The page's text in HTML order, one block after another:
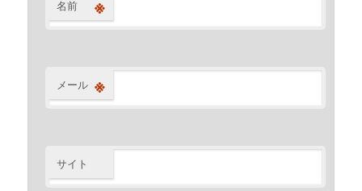
名前 ※
メール ※
サイト